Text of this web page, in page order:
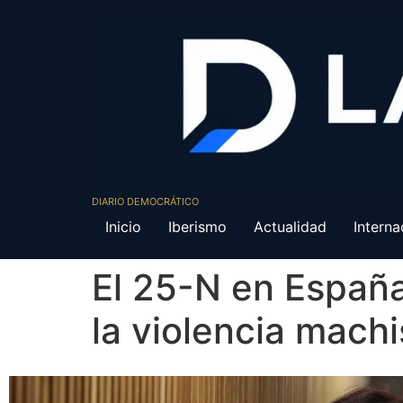
DIARIO DEMOCRÁTICO
Inicio Iberismo Actualidad
El 25-N en
la violencia